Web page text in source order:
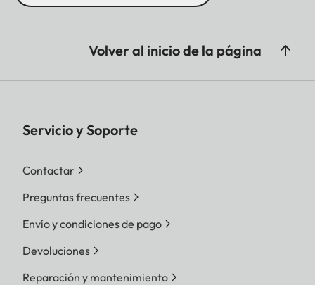
Volver al inicio de la página
Servicio y Soporte
Contactar
Preguntas frecuentes
Envío y condiciones de pago
Devoluciones
Reparación y mantenimiento